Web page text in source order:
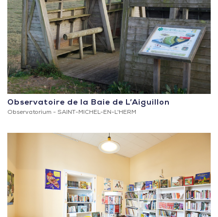
Observatoire de la Baie de L’Aiguillon
Observatorium - SAINT-MICHEL-EN-L'HERM